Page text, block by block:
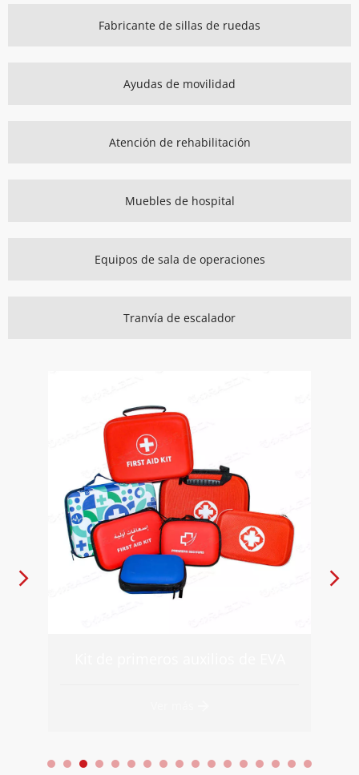
Fabricante de sillas de ruedas
Ayudas de movilidad
Atención de rehabilitación
Muebles de hospital
Equipos de sala de operaciones
Tranvía de escalador